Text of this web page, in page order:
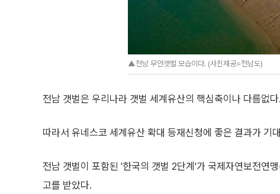
▲전남 무안갯벌 모습이다. (사진제공=전남도)
전남 갯벌은 우리나라 갯벌 세계유산의 핵심축이나 다름없다.
따라서 유네스코 세계유산 확대 등재신청에 좋은 결과가 기
전남 갯벌이 포함된 '한국의 갯벌 2단계'가 국제자연보전연
고를 받았다.